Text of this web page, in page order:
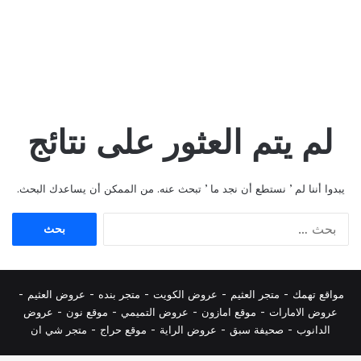
لم يتم العثور على نتائج
يبدوا أننا لم ’ نستطع أن نجد ما ’ تبحث عنه. من الممكن أن يساعدك البحث.
مواقع تهمك - متجر العثيم - عروض الكويت - متجر بنده - عروض العثيم -
عروض الامارات - موقع امازون - عروض التميمي - موقع نون - عروض
الدانوب - صحيفة سبق - عروض الراية - موقع حراج - متجر شي ان